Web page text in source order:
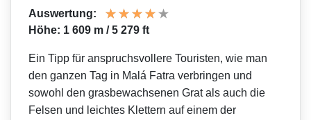
Auswertung:
Höhe: 1 609 m / 5 279 ft
Ein Tipp für anspruchsvollere Touristen, wie man
den ganzen Tag in Malá Fatra verbringen und
sowohl den grasbewachsenen Grat als auch die
Felsen und leichtes Klettern auf einem der